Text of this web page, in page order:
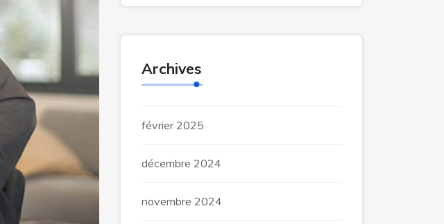
Archives
février 2025
décembre 2024
novembre 2024